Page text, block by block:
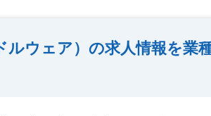
ウェア）の求人情報を業